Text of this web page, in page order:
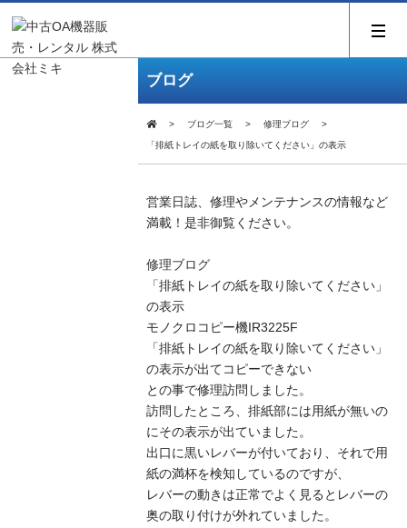
ブログ
ブログ一覧 修理ブログ
「排紙トレイの紙を取り除いてください」の表示
営業日誌、修理やメンテナンスの情報など
満載！是非御覧ください。
修理ブログ
「排紙トレイの紙を取り除いてください」
の表示
モノクロコピー機IR3225F
「排紙トレイの紙を取り除いてください」
の表示が出てコピーできない
との事で修理訪問しました。
訪問したところ、排紙部には用紙が無いの
にその表示が出ていました。
出口に黒いレバーが付いており、それで用
紙の満杯を検知しているのですが、
レバーの動きは正常でよく見るとレバーの
奥の取り付けが外れていました。